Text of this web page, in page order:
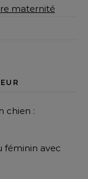
maternité
chien :
féminin avec